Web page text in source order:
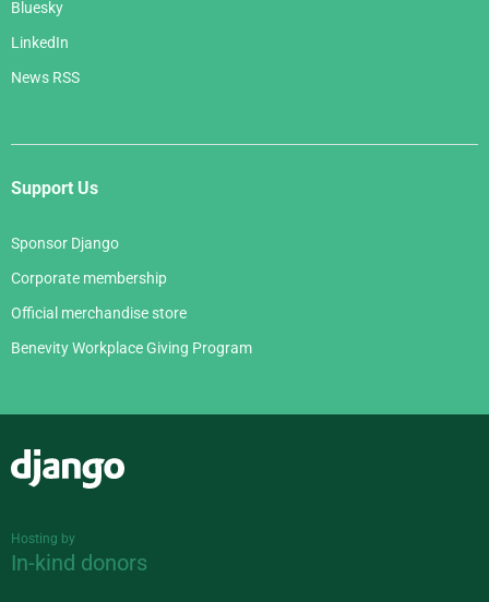
Bluesky
LinkedIn
News RSS
Support Us
Sponsor Django
Corporate membership
Official merchandise store
Benevity Workplace Giving Program
Hosting by
In-kind donors